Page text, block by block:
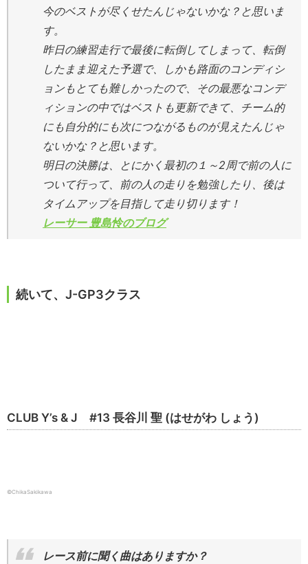
今のベストが尽くせたんじゃないかな？と思いま
す。
昨日の練習走行で最後に転倒してしまって、転倒
したまま迎えた予選で、しかも路面のコンディシ
ョンもとても難しかったので、その最悪なコンデ
ィションの中ではベストも更新できて、チーム的
にも自分的にも次につながるものが見えたんじゃ
ないかな？と思います。
明日の決勝は、とにかく最初の１～2周で前の人に
ついて行って、前の人の走りを勉強したり、後は
タイムアップを目指して走り切ります！
レーサー 豊島怜のブログ
続いて、J-GP3クラス
CLUB Y’s & J #13 長谷川 聖 (はせがわ しょう)
©ChikaSakikawa
レース前に聞く曲はありますか？